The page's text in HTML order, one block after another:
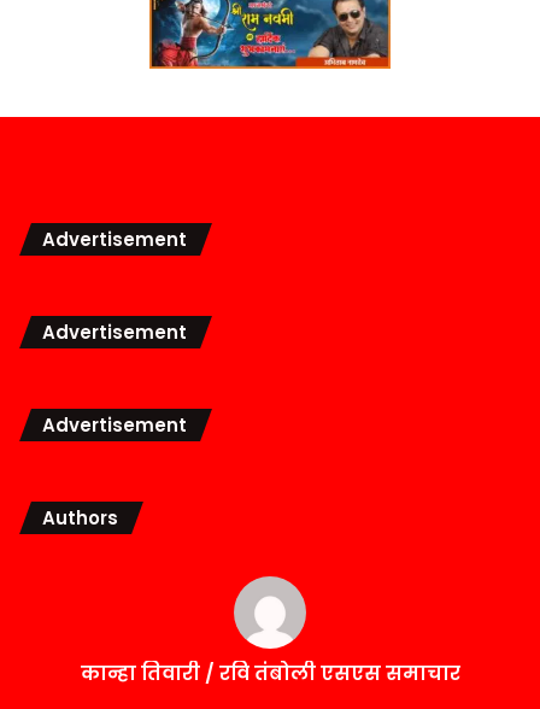
Advertisement
Advertisement
Advertisement
Authors
कान्हा तिवारी / रवि तंबोली एसएस समाचार